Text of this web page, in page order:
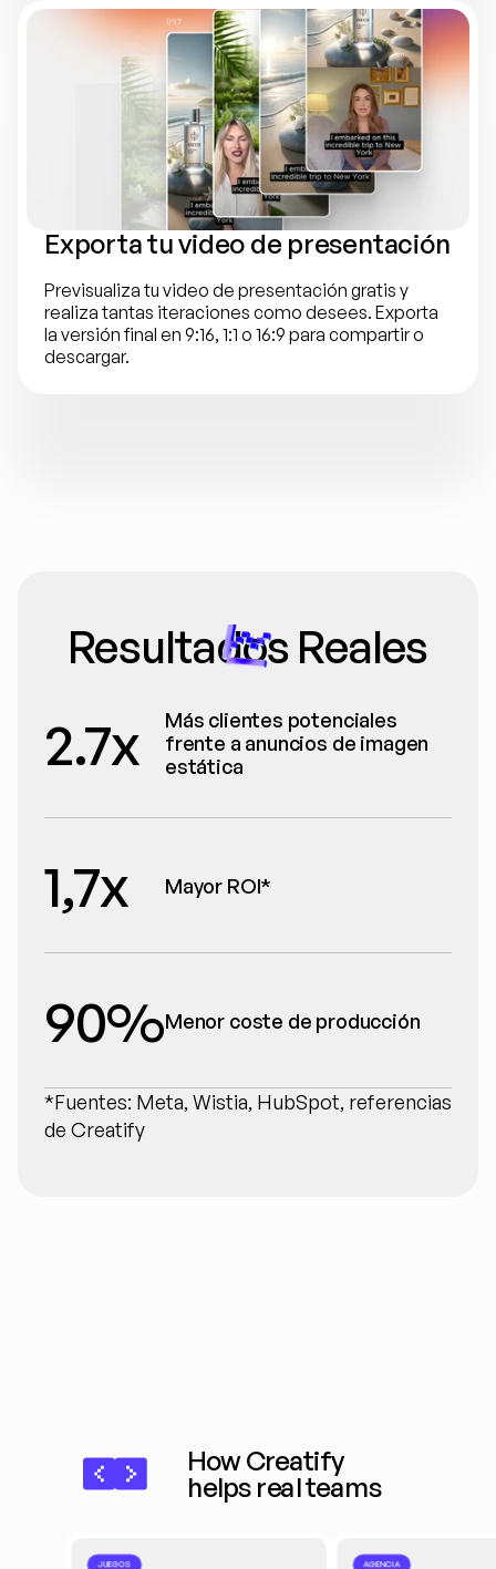
Exporta tu video de presentación
Previsualiza tu video de presentación gratis y
realiza tantas iteraciones como desees. Exporta
la versión final en 9:16, 1:1 o 16:9 para compartir o
descargar.
Resultados Reales
2.7x
Más clientes potenciales
frente a anuncios de imagen
estática
1,7x Mayor ROI*
90%Menor coste de producción
*Fuentes: Meta, Wistia, HubSpot, referencias
de Creatify
How Creatify
helps real teams
AGENCIA
JUEGOS